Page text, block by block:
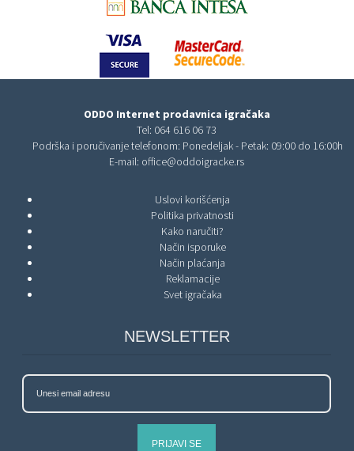
ODDO Internet prodavnica igračaka
Tel: 064 616 06 73
Podrška i poručivanje telefonom: Ponedeljak - Petak: 09:00 do 16:00h
E-mail: office@oddoigracke.rs
Uslovi korišćenja
Politika privatnosti
Kako naručiti?
Način isporuke
Način plaćanja
Reklamacije
Svet igračaka
NEWSLETTER
PRIJAVI SE